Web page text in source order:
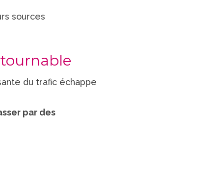
sources
du trafic échappe
par des